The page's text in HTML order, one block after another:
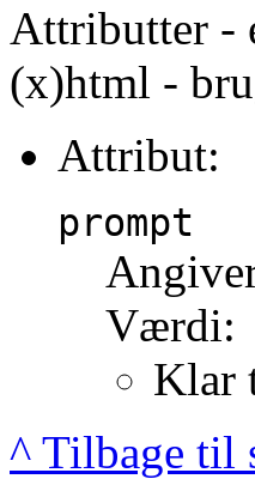
Attributter -
(x)html -
Attribut:
prompt
Værdi:
Klar
^ Tilbage til